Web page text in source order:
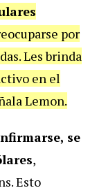
por
Les brinda
en el
Lemon.
se
,
Esto